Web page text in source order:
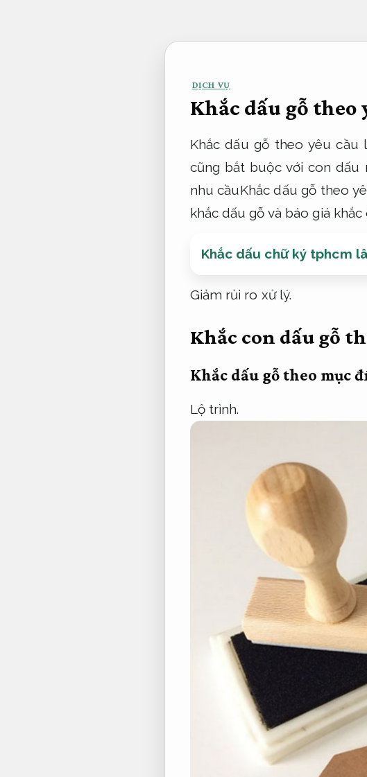
DỊCH VỤ
Khắc dấu gỗ
Khắc dấu gỗ theo yêu cầu
cũng bắt buộc với con dấu
nhu cầuKhắc dấu gỗ theo
khắc dấu gỗ và báo giá khắc
Khắc dấu chữ ký tphcm
Giảm rủi ro xử lý.
Khắc con dấu gỗ
Khắc dấu gỗ theo mục
Lộ trình.